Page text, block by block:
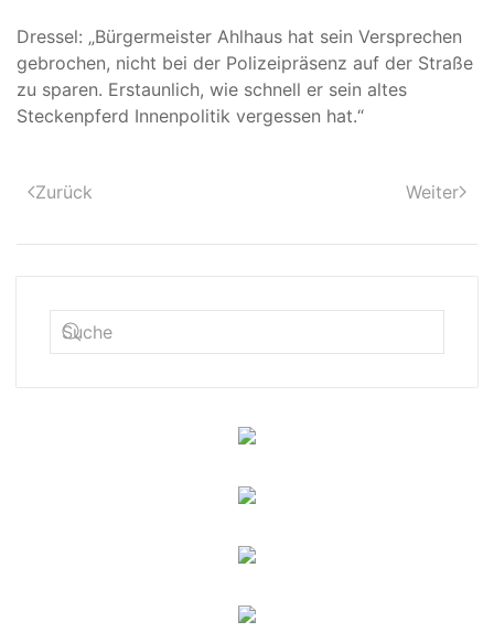
Dressel: „Bürgermeister Ahlhaus hat sein Versprechen
gebrochen, nicht bei der Polizeipräsenz auf der Straße
zu sparen. Erstaunlich, wie schnell er sein altes
Steckenpferd Innenpolitik vergessen hat.“
Zurück Weiter